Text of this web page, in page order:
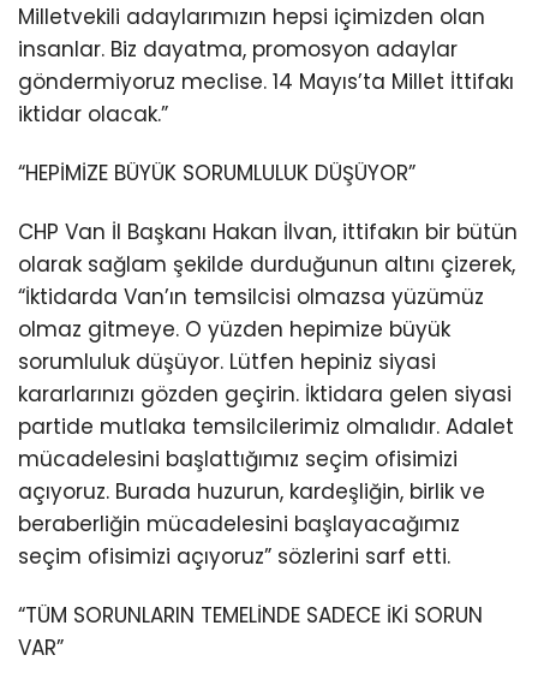
Milletvekili adaylarımızın hepsi içimizden olan
insanlar. Biz dayatma, promosyon adaylar
göndermiyoruz meclise. 14 Mayıs’ta Millet İttifakı
iktidar olacak.”
“HEPİMİZE BÜYÜK SORUMLULUK DÜŞÜYOR”
CHP Van İl Başkanı Hakan İlvan, ittifakın bir bütün
olarak sağlam şekilde durduğunun altını çizerek,
“İktidarda Van’ın temsilcisi olmazsa yüzümüz
olmaz gitmeye. O yüzden hepimize büyük
sorumluluk düşüyor. Lütfen hepiniz siyasi
kararlarınızı gözden geçirin. İktidara gelen siyasi
partide mutlaka temsilcilerimiz olmalıdır. Adalet
mücadelesini başlattığımız seçim ofisimizi
açıyoruz. Burada huzurun, kardeşliğin, birlik ve
beraberliğin mücadelesini başlayacağımız
seçim ofisimizi açıyoruz” sözlerini sarf etti.
“TÜM SORUNLARIN TEMELİNDE SADECE İKİ SORUN
VAR”